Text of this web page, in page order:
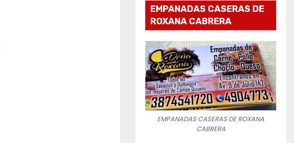
EMPANADAS CASERAS DE
ROXANA CABRERA
EMPANADAS CASERAS DE ROXANA
CABRERA